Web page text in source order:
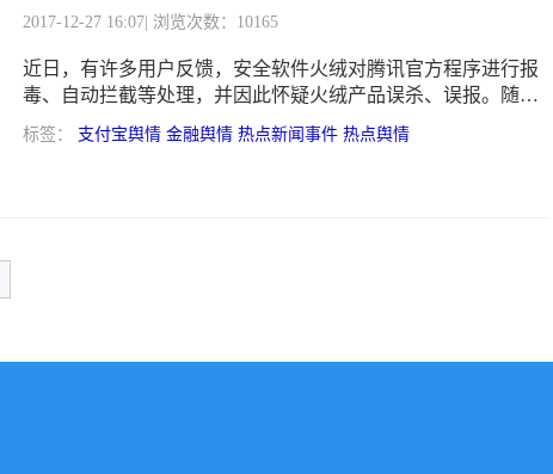
2017-12-27 16:07 | 浏览次数：10165
近日，有许多用户反馈，安全软件火绒对腾讯官方程序进行报
毒、自动拦截等处理，并因此怀疑火绒产品误杀、误报。随后
火绒对此发布声明解释原因，腾讯回应向用户道歉。
标签： 支付宝舆情 金融舆情 热点新闻事件 热点舆情